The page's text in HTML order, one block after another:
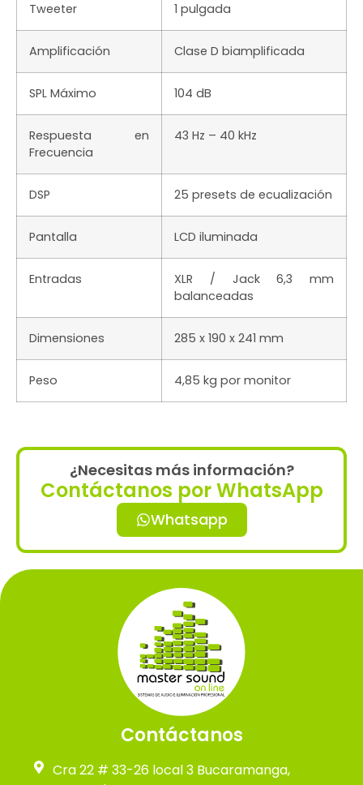
Tweeter 1 pulgada
Amplificación Clase D biamplificada
SPL Máximo 104 dB
Respuesta en
Frecuencia
43 Hz – 40 kHz
DSP 25 presets de ecualización
Pantalla LCD iluminada
Entradas
XLR / Jack 6,3 mm
balanceadas
Dimensiones 285 x 190 x 241 mm
Peso 4,85 kg por monitor
¿Necesitas más información?
Contáctanos por WhatsApp
Whatsapp
Contáctanos
Cra 22 # 33-26 local 3 Bucaramanga,